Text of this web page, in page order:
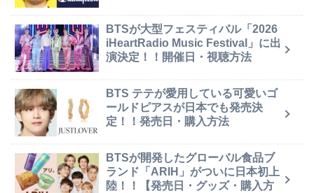
BTSが大型フェスティバル「2026
iHeartRadio Music Festival」に出
演決定！！開催日・視聴方法
BTS テテが愛用している可愛いゴ
ールドピアスが日本でも発売決
定！！発売日・購入方法
BTSが開発したグローバル食品ブ
ランド「ARIH」がついに日本初上
陸！！【発売日・グッズ・購入方